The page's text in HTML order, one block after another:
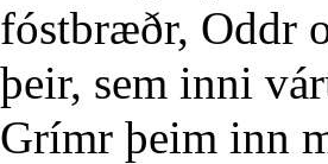
fóstbræðr, Oddr
þeir, sem inni
Grímr þeim inn